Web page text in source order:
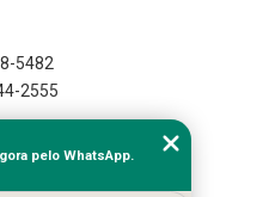
5482
2555
pelo WhatsApp.